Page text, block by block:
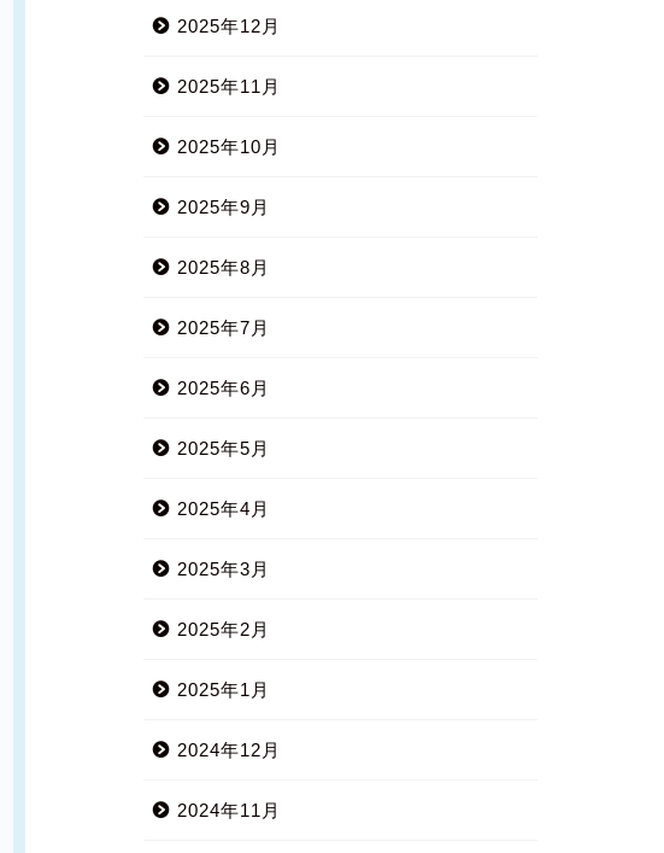
2025年12月
2025年11月
2025年10月
2025年9月
2025年8月
2025年7月
2025年6月
2025年5月
2025年4月
2025年3月
2025年2月
2025年1月
2024年12月
2024年11月